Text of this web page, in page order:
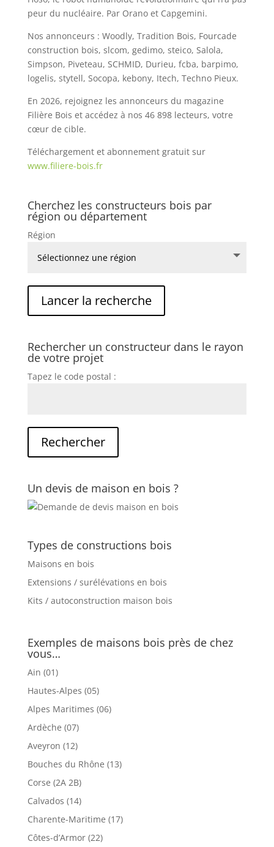
peur du nucléaire. Par Orano et Capgemini.
Nos annonceurs : Woodly, Tradition Bois, Fourcade
construction bois, slcom, gedimo, steico, Salola,
Simpson, Piveteau, SCHMID, Durieu, fcba, barpimo,
logelis, stytell, Socopa, kebony, Itech, Techno Pieux.
En 2026, rejoignez les annonceurs du magazine
Filière Bois et accédez à nos 46 898 lecteurs, votre
cœur de cible.
Téléchargement et abonnement gratuit sur
www.filiere-bois.fr
Cherchez les constructeurs bois par
région ou département
Région
Rechercher un constructeur dans le rayon
de votre projet
Tapez le code postal :
Un devis de maison en bois ?
Types de constructions bois
Maisons en bois
Extensions / surélévations en bois
Kits / autoconstruction maison bois
Exemples de maisons bois près de chez
vous…
Ain (01)
Hautes-Alpes (05)
Alpes Maritimes (06)
Ardèche (07)
Aveyron (12)
Bouches du Rhône (13)
Corse (2A 2B)
Calvados (14)
Charente-Maritime (17)
Côtes-d’Armor (22)